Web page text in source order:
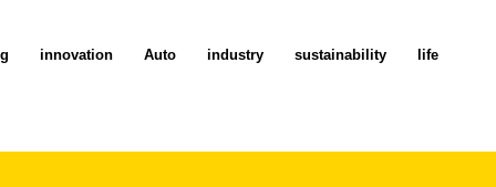
innovation Auto industry sustainability life